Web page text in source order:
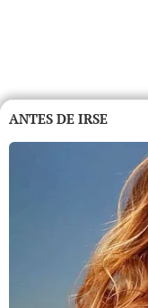
ANTES DE IRSE